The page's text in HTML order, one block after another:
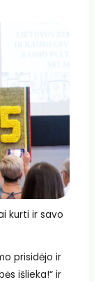
kurti ir savo
prisidėjo ir
išlieka!“ ir